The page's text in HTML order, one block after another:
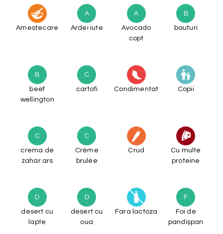
Amestecare
A
Ardei iute
A
Avocado
copt
B
bauturi
B
beef
wellington
C
cartofi Condimentat Copii
C
crema de
zahar ars
C
Crème
brulée
Crud
Cu multe
proteine
D
desert cu
lapte
D
desert cu
oua
Fara lactoza
F
Foi de
pandișpan